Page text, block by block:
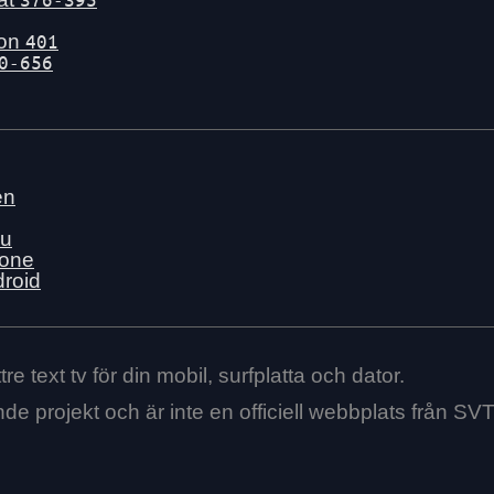
401
656
text tv för din mobil, surfplatta och dator.
projekt och är inte en officiell webbplats från